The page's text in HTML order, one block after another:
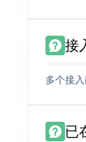
接
多个接
已